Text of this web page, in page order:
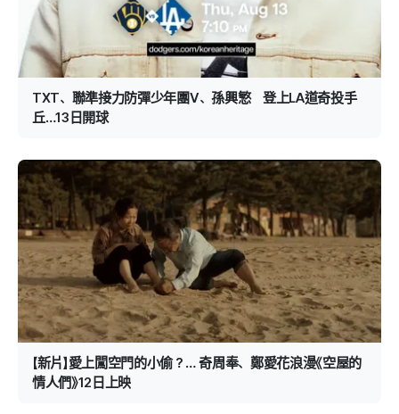
TXT、聯準接力防彈少年團V、孫興慜 登上LA道奇投手
丘…13日開球
【新片】愛上闖空門的小偷？… 奇周奉、鄭愛花浪漫《空屋的
情人們》12日上映